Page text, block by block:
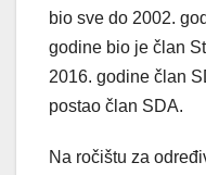
bio sve do 2002.
godine bio je član
2016. godine član
postao član SDA.
Na ročištu za